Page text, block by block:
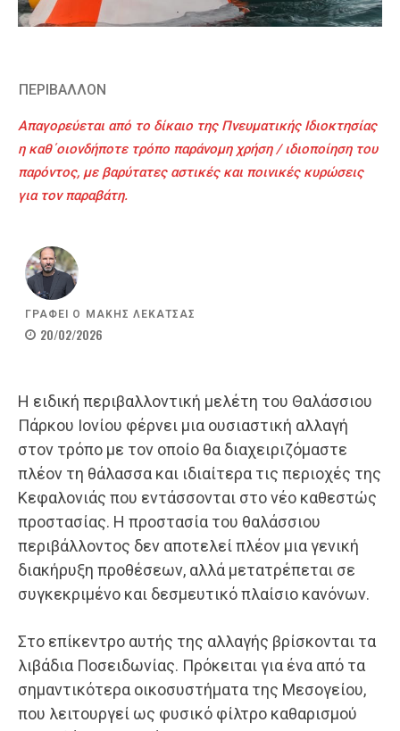
ΠΕΡΙΒΑΛΛΟΝ
Απαγορεύεται από το δίκαιο της Πνευματικής Ιδιοκτησίας
η καθ΄οιονδήποτε τρόπο παράνομη χρήση / ιδιοποίηση του
παρόντος, με βαρύτατες αστικές και ποινικές κυρώσεις
για τον παραβάτη.
ΓΡΑΦΕΙ Ο ΜΑΚΗΣ ΛΕΚΑΤΣΑΣ
20/02/2026
Η ειδική περιβαλλοντική μελέτη του Θαλάσσιου
Πάρκου Ιονίου φέρνει μια ουσιαστική αλλαγή
στον τρόπο με τον οποίο θα διαχειριζόμαστε
πλέον τη θάλασσα και ιδιαίτερα τις περιοχές της
Κεφαλονιάς που εντάσσονται στο νέο καθεστώς
προστασίας. Η προστασία του θαλάσσιου
περιβάλλοντος δεν αποτελεί πλέον μια γενική
διακήρυξη προθέσεων, αλλά μετατρέπεται σε
συγκεκριμένο και δεσμευτικό πλαίσιο κανόνων.
Στο επίκεντρο αυτής της αλλαγής βρίσκονται τα
λιβάδια Ποσειδωνίας. Πρόκειται για ένα από τα
σημαντικότερα οικοσυστήματα της Μεσογείου,
που λειτουργεί ως φυσικό φίλτρο καθαρισμού